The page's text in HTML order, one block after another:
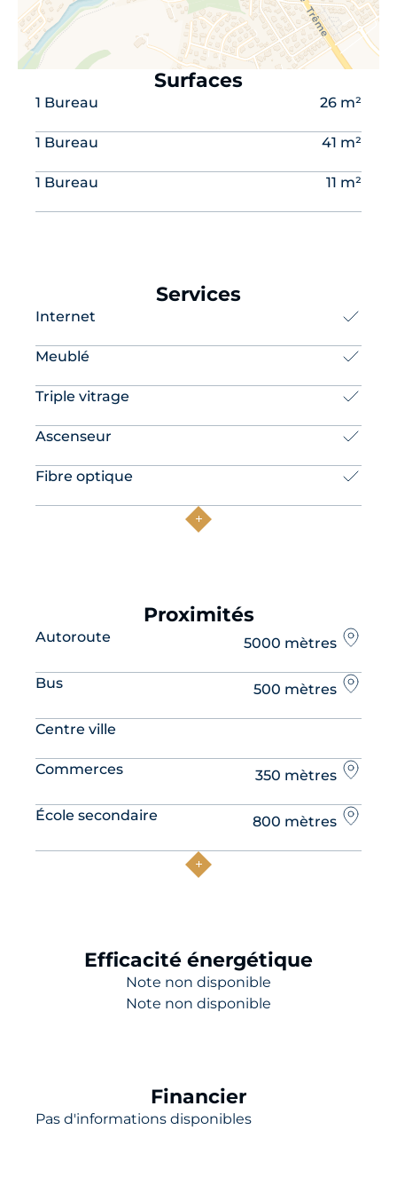
supplémentaire, et concentrez-vous sur votre
activité.
Contactez-nous dès aujourd'hui pour organiser
Surfaces
1 Bureau 26 m²
1 Bureau 41 m²
1 Bureau 11 m²
Services
Internet
Meublé
Triple vitrage
Ascenseur
Fibre optique
Proximités
Autoroute 5000 mètres
Bus 500 mètres
Centre ville
Commerces 350 mètres
École secondaire 800 mètres
Efficacité énergétique
Note non disponible
Note non disponible
Financier
Pas d'informations disponibles